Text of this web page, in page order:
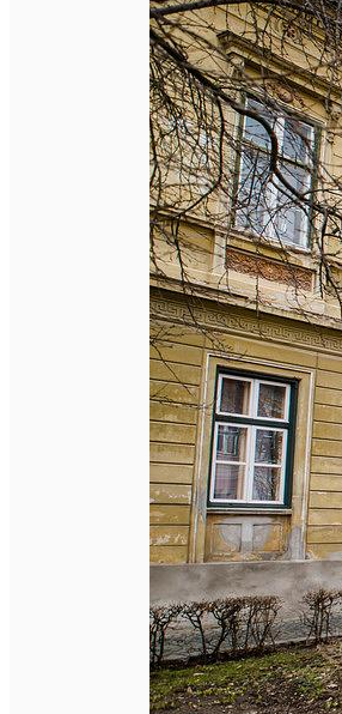
Electric vehicle charging points
Arena Platoș